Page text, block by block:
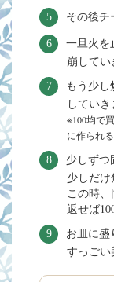
その後チ
一旦火を
崩してい
もう少
していき
※100均で
に作られ
少しずつ
少しだけ
この時
返せば
お皿に
すっごい